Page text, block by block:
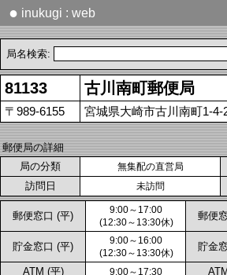
● inukugi : web
局名検索:
81133 古川南町郵便局
〒989-6155 宮城県大崎市古川南町1-4-
郵便局の詳細
局の分類
無集配の直営局
訪問日 未訪問
郵便窓口 (平)
9:00～17:00
(12:30～13:30休)
郵便
貯金窓口 (平)
9:00～16:00
(12:30～13:30休)
貯金
ATM (平) 9:00～17:30